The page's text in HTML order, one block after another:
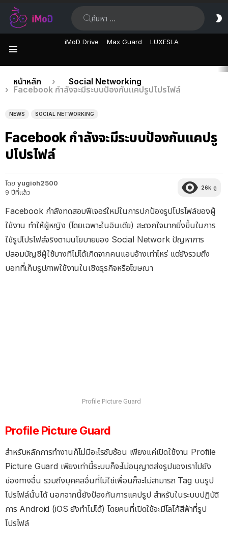
iMoD Drive Max Guard LUXESLA
เรื่อง
ล่าสุด
คุณอยู่ที่นี่:
หน้าหลัก
Social Networking
Facebook กำลังจะมีระบบป้องกันแคปรูปโปรไฟล์
NEWS SOCIAL NETWORKING
Facebook กำลังจะมีระบบป้องกันแคปรู
ปโปรไฟล์
โดย yugioh2500
9 ปีที่แล้ว
26k ดู
Facebook กำลังทดสอบฟีเจอร์ใหม่ในการปกป้องรูปโปรไฟล์ของผู้
ใช้งาน ทำให้ผู้หญิง (โดยเฉพาะในอินเดีย) สะดวกใจมากยิ่งขึ้นในการ
ใช้รูปโปรไฟล์จริงตามนโยบายของ Social Network ปัญหาการ
ปลอมบัญชีผู้ใช้บางทีไม่ได้เกิดจากคนแอบอ้างเท่าไหร่ แต่ยังรวมถึง
บอทที่เก็บรูปภาพใช้งานในเชิงธุรกิจหรือโฆษณา
Profile Picture Guard
Profile Picture Guard
สำหรับหลักการทำงานก็ไม่มีอะไรซับซ้อน เพียงแค่เปิดใช้งาน Profile
Picture Guard เพียงเท่านี้ระบบก็จะไม่อนุญาตส่งรูปของเราไปยัง
ช่องทางอื่น รวมถึงบุคคลอื่นที่ไม่ใช่เพื่อนก็จะไม่สามารถ Tag บนรูป
โปรไฟล์นั้นได้ นอกจากนี้ยังป้องกันการแคปรูป สำหรับในระบบปฏิบัติ
การ Android (iOS ยังทำไม่ได้) โดยคนที่เปิดใช้จะมีโลโก้สีฟ้าที่รูป
โปรไฟล์